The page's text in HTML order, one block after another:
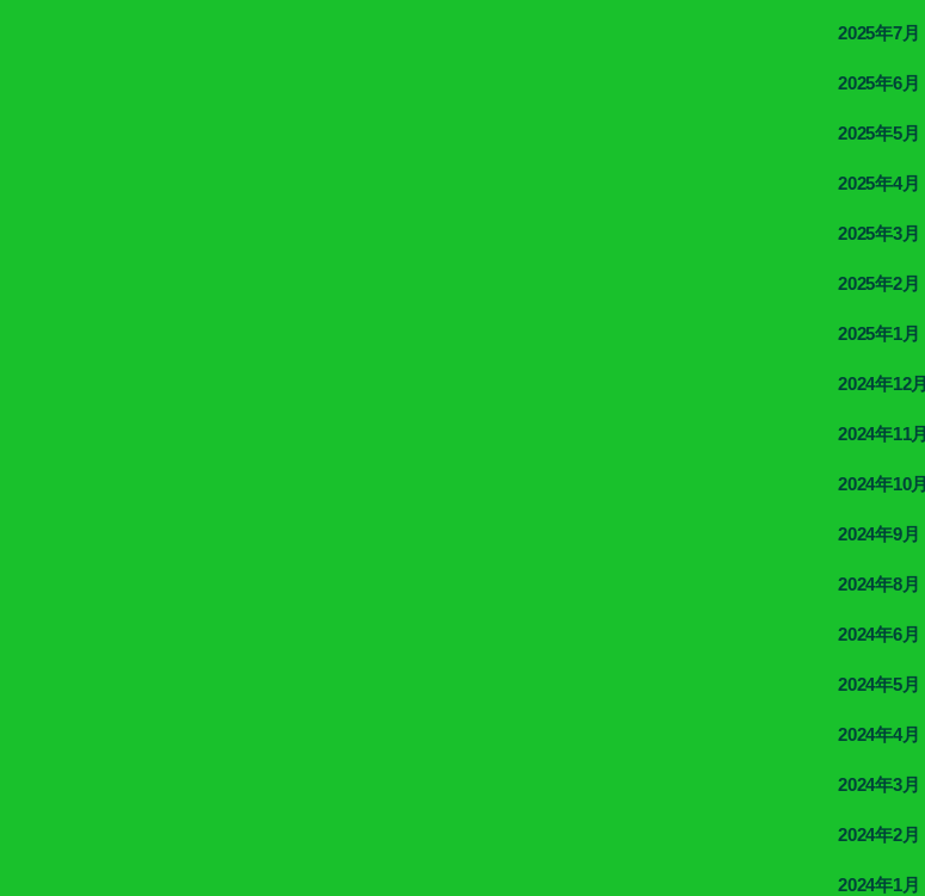
2025年7月
2025年6月
2025年5月
2025年4月
2025年3月
2025年2月
2025年1月
2024年12月
2024年11月
2024年10月
2024年9月
2024年8月
2024年6月
2024年5月
2024年4月
2024年3月
2024年2月
2024年1月